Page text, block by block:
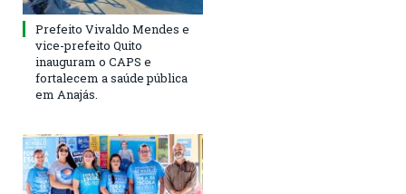
Prefeito Vivaldo Mendes e
vice-prefeito Quito
inauguram o CAPS e
fortalecem a saúde pública
em Anajás.